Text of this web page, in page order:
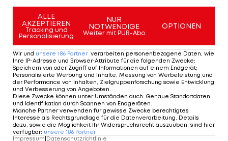
Knappe Auftakt-
Niederlage in WM-Quali
für ÖFB-Frauen
ÖFB-Team
"Geben alles, um Papier
zu drehen" - ÖFB-Frauen
kämpfen um WM
ÖFB-Team
ALLE
AKZEPTIEREN
Tracking und
Personalisierung
NUR
NOTWENDIGE
Weiter mit PUR-Abo
OPTIONEN
Wir und unsere 186 Partner verarbeiten personenbezogene Daten, wie
Ihre IP-Adresse und Browser-Attribute für die folgenden Zwecke:
Speichern von oder Zugriff auf Informationen auf einem Endgerät;
Personalisierte Werbung und Inhalte, Messung von Werbeleistung und
der Performance von Inhalten, Zielgruppenforschung sowie Entwicklung
und Verbesserung von Angeboten
Diese Zwecke können unter Umständen auch: Genaue Standortdaten
und Identifikation durch Scannen von Endgeräten
Manche Partner verwenden für gewisse Zwecke berechtigtes
Interesse als Rechtsgrundlage für die Datenverarbeitung. Details
dazu, sowie die Möglichkeit Ihr Widerspruchsrecht auszuüben, sind hier
verfügbar: unsere 186 Partner
Impressum|Datenschutzrichtlinie